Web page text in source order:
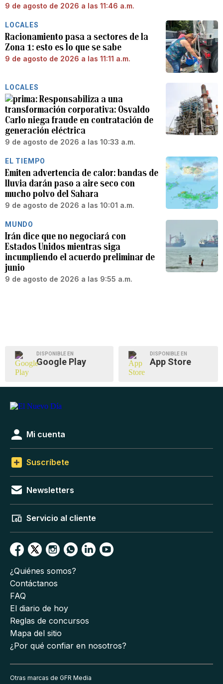
9 de agosto de 2026 a las 11:46 a.m.
LOCALES
Racionamiento pasa a sectores de la
Zona 1: esto es lo que se sabe
9 de agosto de 2026 a las 11:11 a.m.
LOCALES
Responsabiliza a una
transformación corporativa: Osvaldo
Carlo niega fraude en contratación de
generación eléctrica
9 de agosto de 2026 a las 10:33 a.m.
EL TIEMPO
Emiten advertencia de calor: bandas de
lluvia darán paso a aire seco con
mucho polvo del Sahara
9 de agosto de 2026 a las 10:01 a.m.
MUNDO
Irán dice que no negociará con
Estados Unidos mientras siga
incumpliendo el acuerdo preliminar de
junio
9 de agosto de 2026 a las 9:55 a.m.
DISPONIBLE EN
Google Play
DISPONIBLE EN
App Store
Mi cuenta
Suscríbete
Newsletters
Servicio al cliente
¿Quiénes somos?
Contáctanos
FAQ
El diario de hoy
Reglas de concursos
Mapa del sitio
¿Por qué confiar en nosotros?
Otras marcas de GFR Media